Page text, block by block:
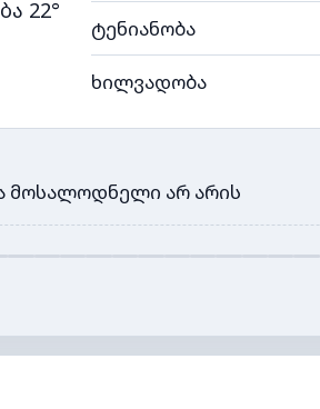
22°
ტენიანობა
ხილვადობა
მოსალოდნელი არ არის